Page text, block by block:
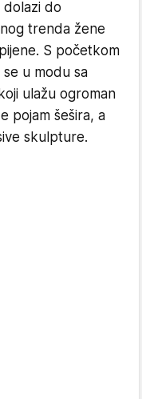
do
trenda žene
S početkom
se u modu sa
ulažu ogroman
pojam šešira, a
skulpture.